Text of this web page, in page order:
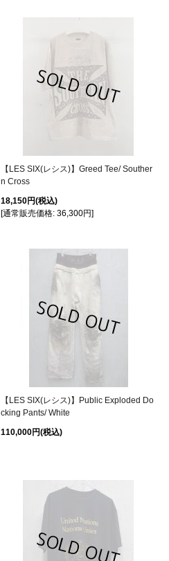
【LES SIX(レシス)】Greed Tee/ Souther
n Cross
18,150円(税込)
[通常販売価格: 36,300円]
【LES SIX(レシス)】Public Exploded Do
cking Pants/ White
110,000円(税込)